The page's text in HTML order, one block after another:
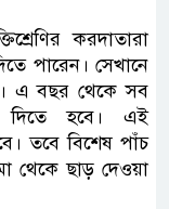
করদাতারা
পারেন। সেখানে
এ বছর থেকে সব
দিতে হবে। এই
তবে বিশেষ পাঁচ
থেকে ছাড় দেওয়া